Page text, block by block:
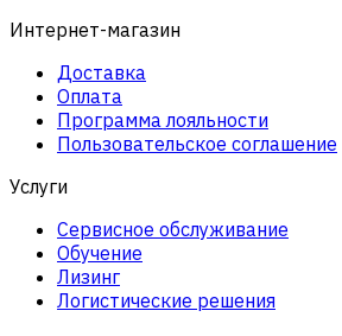
Интернет-магазин
Доставка
Оплата
Программа лояльности
Пользовательское соглашение
Услуги
Сервисное обслуживание
Обучение
Лизинг
Логистические решения